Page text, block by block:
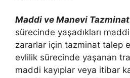
Maddi ve Manevi
sürecinde yaşadıkları
zararlar için tazminat talep
evlilik sürecinde yaşanan
maddi kayıplar veya itibar